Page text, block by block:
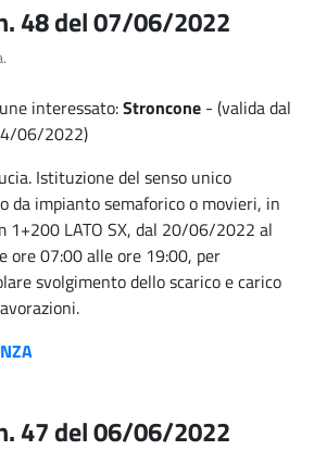
48 del 07/06/2022
interessato:Stroncone - (valida dal
06/2022)
Istituzione del senso unico
da impianto semaforico o movieri, in
1+200 LATO SX, dal 20/06/2022 al
07:00 alle ore 19:00, per
svolgimento dello scarico e carico
47 del 06/06/2022